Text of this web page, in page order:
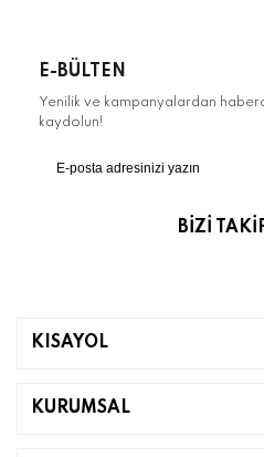
E-BÜLTEN
Yenilik ve kampanyalardan
kaydolun!
BİZİ
KISAYOL
KURUMSAL